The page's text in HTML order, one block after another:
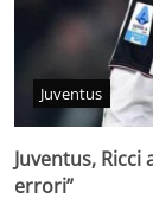
Juventus
Juventus, Ricci
errori”